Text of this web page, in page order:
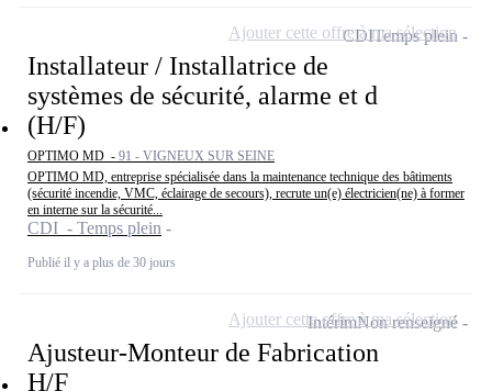
Installateur / Installatrice de
systèmes de sécurité, alarme et d
(H/F)
OPTIMO MD - 91 - VIGNEUX SUR SEINE
OPTIMO MD, entreprise spécialisée dans la maintenance technique des bâtiments
(sécurité incendie, VMC, éclairage de secours), recrute un(e) électricien(ne) à former
en interne sur la sécurité...
CDI - Temps plein
Publié il y a plus de 30 jours
CDITemps plein
Ajouter cette offre à ma sélection
Ajusteur-Monteur de Fabrication
H/F
IntérimNon renseigné
Ajouter cette offre à ma sélection